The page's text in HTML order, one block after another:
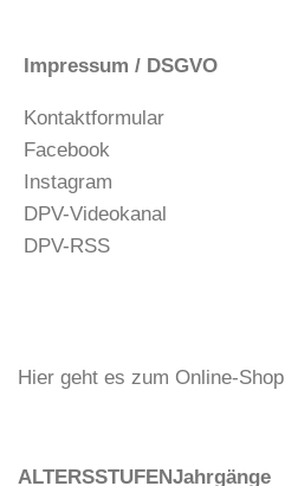
Impressum / DSGVO
Kontaktformular
Facebook
Instagram
DPV-Videokanal
DPV-RSS
Hier geht es zum Online-Shop
ALTERSSTUFENJahrgänge